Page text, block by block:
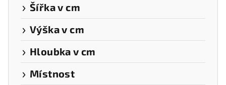
Šířka v cm
Výška v cm
Hloubka v cm
Místnost